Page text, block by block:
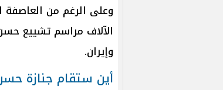
وعلى الرغم من العاصفة
الآلاف مراسم تشييع
وإيران.
أين ستقام جنازة